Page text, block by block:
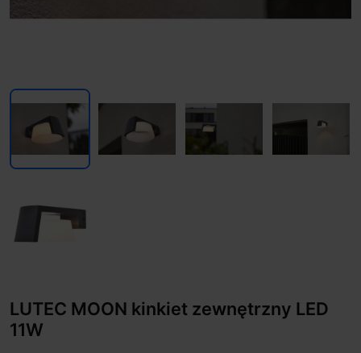
LUTEC MOON kinkiet zewnętrzny LED
11W